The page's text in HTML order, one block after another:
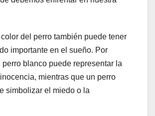
del perro también puede tener
importante en el sueño. Por
perro blanco puede representar la
mientras que un perro
simbolizar el miedo o la